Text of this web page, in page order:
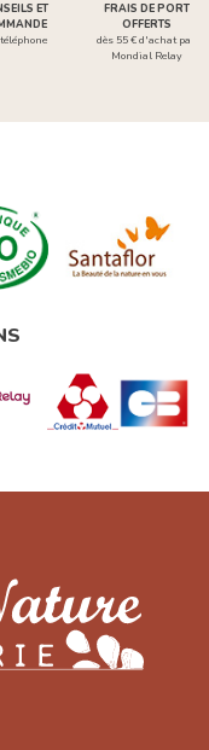
ET
FRAIS DE PORT
OFFERTS
dès 55 € d'achat par
Mondial Relay